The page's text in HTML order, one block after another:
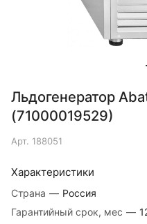
Льдогенератор
(71000019529)
Арт. 188051
Характеристики
Страна — Россия
Гарантийный срок, мес —